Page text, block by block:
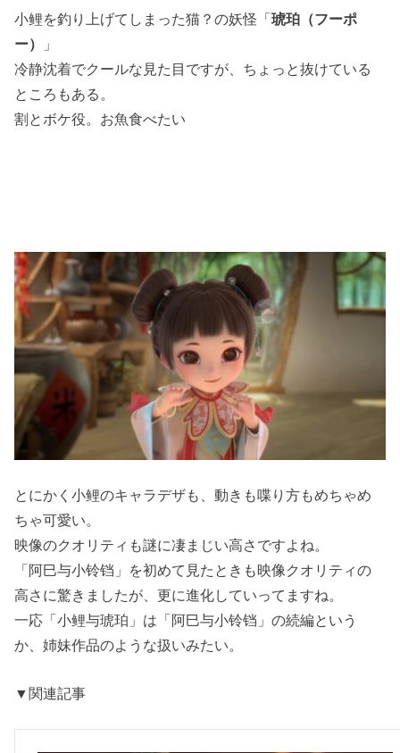
小鲤を釣り上げてしまった猫？の妖怪「琥珀（フーポ
ー）
」
冷静沈着でクールな見た目ですが、ちょっと抜けている
ところもある。
割とボケ役。お魚食べたい
とにかく小鲤のキャラデザも、動きも喋り方もめちゃめ
ちゃ可愛い。
映像のクオリティも謎に凄まじい高さですよね。
「阿巳与小铃铛」を初めて見たときも映像クオリティの
高さに驚きましたが、更に進化していってますね。
一応「小鲤与琥珀」は「阿巳与小铃铛」の続編という
か、姉妹作品のような扱いみたい。
▼関連記事